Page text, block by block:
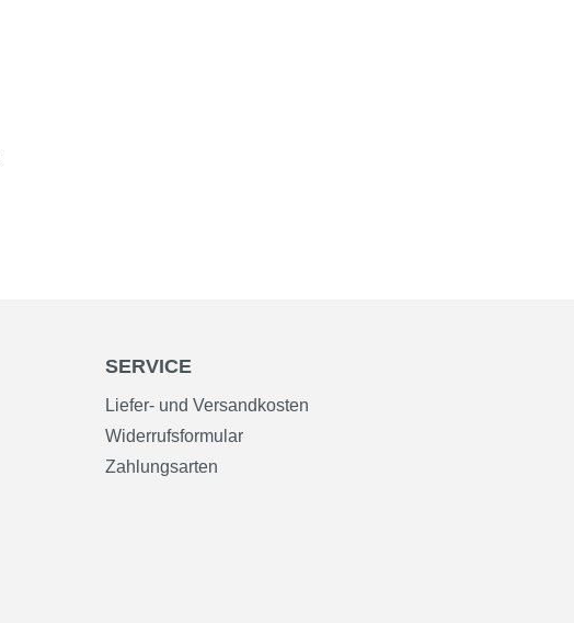
SERVICE
Liefer- und Versandkosten
Widerrufsformular
Zahlungsarten